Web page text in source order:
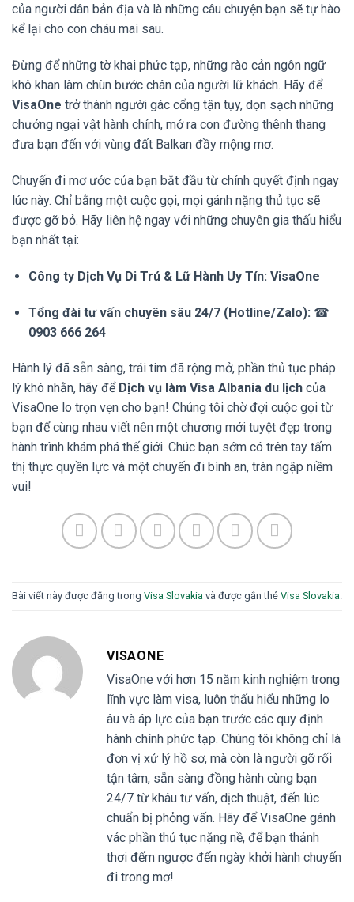
của người dân bản địa và là những câu chuyện bạn sẽ tự hào
kể lại cho con cháu mai sau.
Đừng để những tờ khai phức tạp, những rào cản ngôn ngữ
khô khan làm chùn bước chân của người lữ khách. Hãy để
VisaOne trở thành người gác cổng tận tụy, dọn sạch những
chướng ngại vật hành chính, mở ra con đường thênh thang
đưa bạn đến với vùng đất Balkan đầy mộng mơ.
Chuyến đi mơ ước của bạn bắt đầu từ chính quyết định ngay
lúc này. Chỉ bằng một cuộc gọi, mọi gánh nặng thủ tục sẽ
được gỡ bỏ. Hãy liên hệ ngay với những chuyên gia thấu hiểu
bạn nhất tại:
Công ty Dịch Vụ Di Trú & Lữ Hành Uy Tín: VisaOne
Tổng đài tư vấn chuyên sâu 24/7 (Hotline/Zalo): ☎
0903 666 264
Hành lý đã sẵn sàng, trái tim đã rộng mở, phần thủ tục pháp
lý khó nhằn, hãy để Dịch vụ làm Visa Albania du lịch của
VisaOne lo trọn vẹn cho bạn! Chúng tôi chờ đợi cuộc gọi từ
bạn để cùng nhau viết nên một chương mới tuyệt đẹp trong
hành trình khám phá thế giới. Chúc bạn sớm có trên tay tấm
thị thực quyền lực và một chuyến đi bình an, tràn ngập niềm
vui!
Bài viết này được đăng trong Visa Slovakia và được gắn thẻ Visa Slovakia
VISAONE
VisaOne với hơn 15 năm kinh nghiệm trong
lĩnh vực làm visa, luôn thấu hiểu những lo
âu và áp lực của bạn trước các quy định
hành chính phức tạp. Chúng tôi không chỉ là
đơn vị xử lý hồ sơ, mà còn là người gỡ rối
tận tâm, sẵn sàng đồng hành cùng bạn
24/7 từ khâu tư vấn, dịch thuật, đến lúc
chuẩn bị phỏng vấn. Hãy để VisaOne gánh
vác phần thủ tục nặng nề, để bạn thảnh
thơi đếm ngược đến ngày khởi hành chuyến
đi trong mơ!